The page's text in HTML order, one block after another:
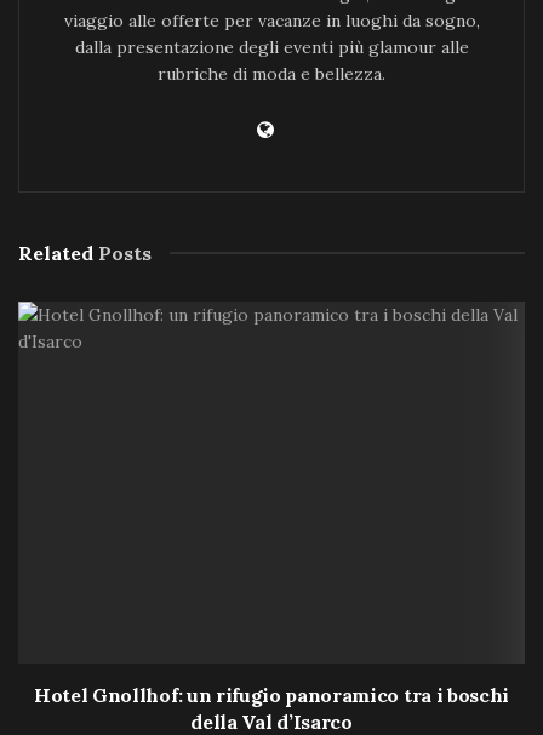
viaggio alle offerte per vacanze in luoghi da sogno,
dalla presentazione degli eventi più glamour alle
rubriche di moda e bellezza.
Related Posts
Hotel Gnollhof: un rifugio panoramico tra i boschi
della Val d’Isarco